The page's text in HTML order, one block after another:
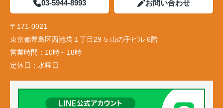
03-5944-8993 お問い合わせ
〒171-0021
東京都豊島区西池袋１丁目29-5 山の手ビル 6階
営業時間： 10時～18時
定休日： 水曜日